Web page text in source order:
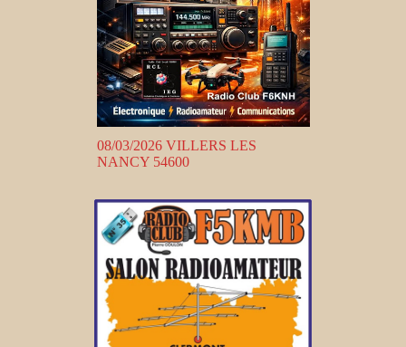
08/03/2026 VILLERS LES
NANCY 54600